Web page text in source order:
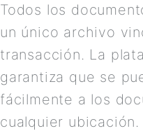
Todos los
un único archivo
transacción. La
garantiza que se
fácilmente a los
cualquier